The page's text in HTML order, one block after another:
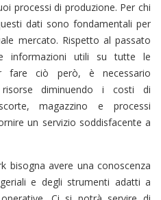
processi di produzione. Per chi
dati sono fondamentali per
mercato. Rispetto al passato
informazioni utili su tutte le
fare ciò però, è necessario
risorse diminuendo i costi di
magazzino e processi
un servizio soddisfacente a
bisogna avere una conoscenza
e degli strumenti adatti a